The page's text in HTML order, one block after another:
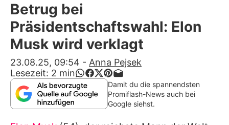
Filme & Serien
Lifestyle
Familie & Liebe
Promiflash Exklusiv
Betrug bei
Präsidentschaftswahl: Elon
Musk wird verklagt
23.08.25, 09:54 - Anna Pejsek
Lesezeit: 2 min
Damit du die spannendsten
Promiflash-News auch bei
Google siehst.